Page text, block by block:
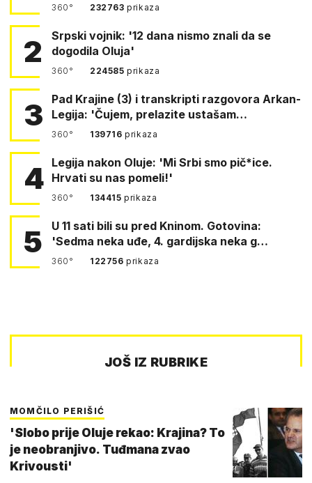
360° 232763prikaza
2
Srpski vojnik: '12 dana nismo znali da se
dogodila Oluja'
360° 224585prikaza
3
Pad Krajine (3) i transkripti razgovora Arkan-
Legija: 'Čujem, prelazite ustašam…
360° 139716prikaza
4 Legija nakon Oluje: 'Mi Srbi smo pič*ice.
Hrvati su nas pomeli!'
360° 134415prikaza
5
U 11 sati bili su pred Kninom. Gotovina:
'Sedma neka uđe, 4. gardijska neka g…
360° 122756prikaza
JOŠ IZ RUBRIKE
MOMČILO PERIŠIĆ
'Slobo prije Oluje rekao: Krajina? To
je neobranjivo. Tuđmana zvao
Krivousti'